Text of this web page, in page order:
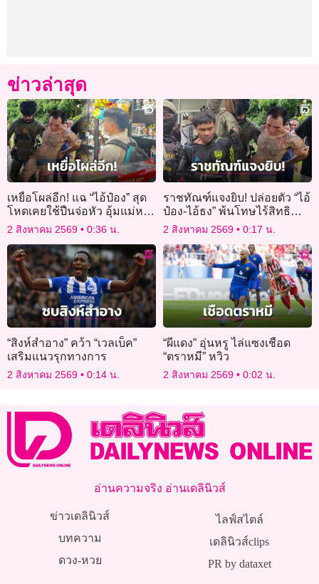
ข่าวล่าสุด
เหยื่อโผล่อีก! แฉ “ไอ้ป๋อง” สุด
โหดเคยใช้ปืนจ่อหัว อุ้มแม่หวัง
พาไปฝังดินเขาชีจรรย์
2 สิงหาคม 2569 0:36 น.
ราชทัณฑ์แจงยิบ! ปล่อยตัว “ไอ้
ป๋อง-ไอ้ธง” พ้นโทษไร้สิทธิ
พิเศษ ใช้กฎหมาย JSOC เฝ้า
2 สิงหาคม 2569 0:17 น.
“สิงห์สำอาง” คว้า “เวลเบ็ค”
เสริมแนวรุกทางการ
2 สิงหาคม 2569 0:14 น.
“ผีแดง” อุ่นหรู ไล่แซงเชือด
“ตราหมี” หวิว
2 สิงหาคม 2569 0:02 น.
อ่านความจริง อ่านเดลินิวส์
ข่าวเดลินิวส์
บทความ
ดวง-หวย
ไลฟ์สไตล์
เดลินิวส์clips
PR by dataxet